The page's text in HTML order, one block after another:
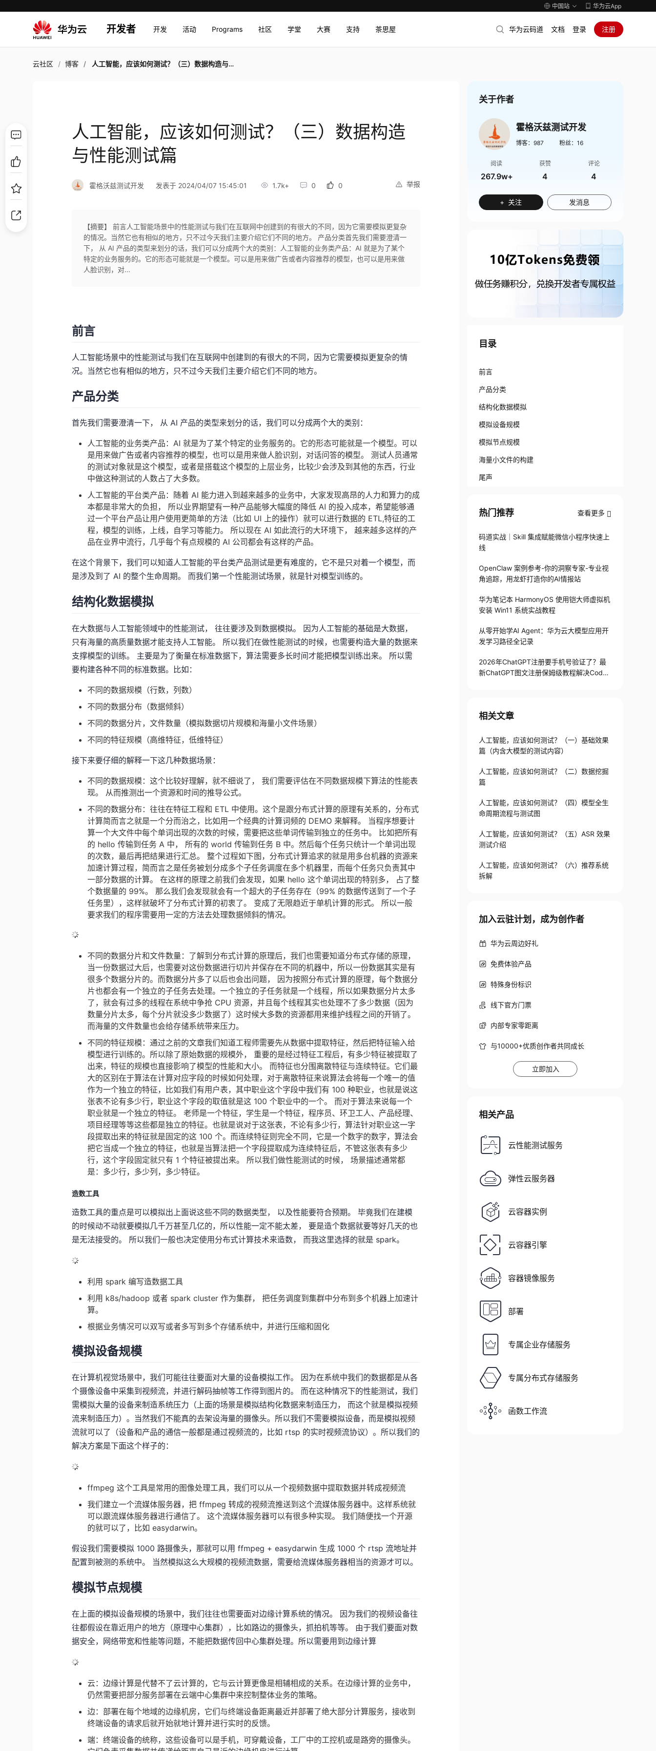
中国站 华为云App
开发者 开发 活动 Programs 社区 学堂 大赛 支持 茶思屋 华为云码道 文档 登录 注册
云社区 博客 人工智能，应该如何测试？（三）数据构造与性能测试篇
人工智能，应该如何测试？（三）数据构造
与性能测试篇
举报
霍格沃兹测试开发 发表于 2024/04/07 15:45:01 1.7k+ 0 0
【摘要】 前言人工智能场景中的性能测试与我们在互联网中创建到的有很大的不同，因为它需要模拟更复杂
的情况。当然它也有相似的地方，只不过今天我们主要介绍它们不同的地方。 产品分类首先我们需要澄清一
下， 从 AI 产品的类型来划分的话，我们可以分成两个大的类别：人工智能的业务类产品：AI 就是为了某个
特定的业务服务的。它的形态可能就是一个模型。可以是用来做广告或者内容推荐的模型，也可以是用来做
人脸识别，对...
前言
人工智能场景中的性能测试与我们在互联网中创建到的有很大的不同，因为它需要模拟更复杂的情
况。当然它也有相似的地方，只不过今天我们主要介绍它们不同的地方。
产品分类
首先我们需要澄清一下， 从 AI 产品的类型来划分的话，我们可以分成两个大的类别：
人工智能的业务类产品：AI 就是为了某个特定的业务服务的。它的形态可能就是一个模型。可以
是用来做广告或者内容推荐的模型，也可以是用来做人脸识别，对话问答的模型。 测试人员通常
的测试对象就是这个模型，或者是搭载这个模型的上层业务，比较少会涉及到其他的东西，行业
中做这种测试的人数占了大多数。
人工智能的平台类产品：随着 AI 能力进入到越来越多的业务中，大家发现高昂的人力和算力的成
本都是非常大的负担， 所以业界期望有一种产品能够大幅度的降低 AI 的投入成本，希望能够通
过一个平台产品让用户使用更简单的方法（比如 UI 上的操作）就可以进行数据的 ETL,特征的工
程，模型的训练，上线，自学习等能力。 所以现在 AI 如此流行的大环境下， 越来越多这样的产
品在业界中流行，几乎每个有点规模的 AI 公司都会有这样的产品。
在这个背景下，我们可以知道人工智能的平台类产品测试是更有难度的，它不是只对着一个模型，而
是涉及到了 AI 的整个生命周期。 而我们第一个性能测试场景，就是针对模型训练的。
结构化数据模拟
在大数据与人工智能领域中的性能测试， 往往要涉及到数据模拟。 因为人工智能的基础是大数据，
只有海量的高质量数据才能支持人工智能。 所以我们在做性能测试的时候，也需要构造大量的数据来
支撑模型的训练。 主要是为了衡量在标准数据下，算法需要多长时间才能把模型训练出来。 所以需
要构建各种不同的标准数据。比如：
不同的数据规模（行数，列数）
不同的数据分布（数据倾斜）
不同的数据分片，文件数量（模拟数据切片规模和海量小文件场景）
不同的特征规模（高维特征，低维特征）
接下来要仔细的解释一下这几种数据场景：
不同的数据规模：这个比较好理解，就不细说了， 我们需要评估在不同数据规模下算法的性能表
现。 从而推测出一个资源和时间的推导公式。
不同的数据分布：往往在特征工程和 ETL 中使用。这个是跟分布式计算的原理有关系的，分布式
计算简而言之就是一个分而治之，比如用一个经典的计算词频的 DEMO 来解释。 当程序想要计
算一个大文件中每个单词出现的次数的时候，需要把这些单词传输到独立的任务中。 比如把所有
的 hello 传输到任务 A 中， 所有的 world 传输到任务 B 中。然后每个任务只统计一个单词出现
的次数，最后再把结果进行汇总。 整个过程如下图，分布式计算追求的就是用多台机器的资源来
加速计算过程，简而言之是任务被划分成多个子任务调度在多个机器里，而每个任务只负责其中
一部分数据的计算。 在这样的原理之前我们会发现，如果 hello 这个单词出现的特别多， 占了整
个数据量的 99%。 那么我们会发现就会有一个超大的子任务存在（99% 的数据传送到了一个子
任务里），这样就破坏了分布式计算的初衷了。 变成了无限趋近于单机计算的形式。 所以一般
要求我们的程序需要用一定的方法去处理数据倾斜的情况。
不同的数据分片和文件数量：了解到分布式计算的原理后，我们也需要知道分布式存储的原理，
当一份数据过大后，也需要对这份数据进行切片并保存在不同的机器中，所以一份数据其实是有
很多个数据分片的。而数据分片多了以后也会出问题， 因为按照分布式计算的原理，每个数据分
片也都会有一个独立的子任务去处理。一个独立的子任务就是一个线程，所以如果数据分片太多
了，就会有过多的线程在系统中争抢 CPU 资源，并且每个线程其实也处理不了多少数据（因为
数量分片太多，每个分片就没多少数据了）这时候大多数的资源都用来维护线程之间的开销了。
而海量的文件数量也会给存储系统带来压力。
不同的特征规模：通过之前的文章我们知道工程师需要先从数据中提取特征，然后把特征输入给
模型进行训练的。所以除了原始数据的规模外， 重要的是经过特征工程后，有多少特征被提取了
出来，特征的规模也直接影响了模型的性能和大小。 而特征也分围离散特征与连续特征。它们最
大的区别在于算法在计算对应字段的时候如何处理，对于离散特征来说算法会将每一个唯一的值
作为一个独立的特征，比如我们有用户表，其中职业这个字段中我们有 100 种职业，也就是说这
张表不论有多少行，职业这个字段的取值就是这 100 个职业中的一个。 而对于算法来说每一个
职业就是一个独立的特征。 老师是一个特征，学生是一个特征，程序员、环卫工人、产品经理、
项目经理等等这些都是独立的特征。也就是说对于这张表，不论有多少行，算法针对职业这一字
段提取出来的特征就是固定的这 100 个。而连续特征则完全不同，它是一个数字的数字，算法会
把它当成一个独立的特征，也就是当算法把一个字段提取成为连续特征后，不管这张表有多少
行，这个字段固定就只有 1 个特征被提出来。 所以我们做性能测试的时候， 场景描述通常都
是：多少行，多少列，多少特征。
造数工具
造数工具的重点是可以模拟出上面说这些不同的数据类型， 以及性能要符合预期。 毕竟我们在建模
的时候动不动就要模拟几千万甚至几亿的，所以性能一定不能太差， 要是造个数据就要等好几天的也
是无法接受的。 所以我们一般也决定使用分布式计算技术来造数， 而我这里选择的就是 spark。
利用 spark 编写造数据工具
利用 k8s/hadoop 或者 spark cluster 作为集群， 把任务调度到集群中分布到多个机器上加速计
算。
根据业务情况可以双写或者多写到多个存储系统中，并进行压缩和固化
模拟设备规模
在计算机视觉场景中，我们可能往往要面对大量的设备模拟工作。 因为在系统中我们的数据都是从各
个摄像设备中采集到视频流，并进行解码抽帧等工作得到图片的。 而在这种情况下的性能测试，我们
需模拟大量的设备来制造系统压力（上面的场景是模拟结构化数据来制造压力， 而这个就是模拟视频
流来制造压力）。当然我们不能真的去架设海量的摄像头。所以我们不需要模拟设备，而是模拟视频
流就可以了（设备和产品的通信一般都是通过视频流的，比如 rtsp 的实时视频流协议）。所以我们的
解决方案是下面这个样子的：
ffmpeg 这个工具是常用的图像处理工具，我们可以从一个视频数据中提取数据并转成视频流
我们建立一个流媒体服务器，把 ffmpeg 转成的视频流推送到这个流媒体服务器中。这样系统就
可以跟流媒体服务器进行通信了。 这个流媒体服务器可以有很多种实现。 我们随便找一个开源
的就可以了，比如 easydarwin。
假设我们需要模拟 1000 路摄像头，那就可以用 ffmpeg + easydarwin 生成 1000 个 rtsp 流地址并
配置到被测的系统中。 当然模拟这么大规模的视频流数据，需要给流媒体服务器相当的资源才可以。
模拟节点规模
在上面的模拟设备规模的场景中，我们往往也需要面对边缘计算系统的情况。 因为我们的视频设备往
往都假设在靠近用户的地方（原理中心集群），比如路边的摄像头，抓拍机等等。 由于我们要面对数
据安全，网络带宽和性能等问题，不能把数据传回中心集群处理。所以需要用到边缘计算
云：边缘计算是代替不了云计算的，它与云计算更像是相辅相成的关系。在边缘计算的业务中，
仍然需要把部分服务部署在云端中心集群中来控制整体业务的策略。
边：部署在每个地域的边缘机房，它们与终端设备距离最近并部署了绝大部分计算服务，接收到
终端设备的请求后就开始就地计算并进行实时的反馈。
端：终端设备的统称，这些设备可以是手机，可穿戴设备，工厂中的工控机或是路旁的摄像头。
关于作者
霍格沃兹测试开发
博客： 987 粉丝： 16
阅读
267.9w+
获赞
4
评论
4
+ 关注 发消息
目录
前言
产品分类
结构化数据模拟
模拟设备规模
模拟节点规模
海量小文件的构建
尾声
热门推荐 查看更多
码道实战｜Skill 集成赋能微信小程序快速上
线
OpenClaw 案例参考-你的洞察专家-专业视
角追踪，用龙虾打造你的AI情报站
华为笔记本 HarmonyOS 使用铠大师虚拟机
安装 Win11 系统实战教程
从零开始学AI Agent：华为云大模型应用开
发学习路径全记录
2026年ChatGPT注册要手机号验证了？最
新ChatGPT图文注册保姆级教程解决Codex
相关文章
人工智能，应该如何测试？（一）基础效果
篇（内含大模型的测试内容）
人工智能，应该如何测试？（二）数据挖掘
篇
人工智能，应该如何测试？（四）模型全生
命周期流程与测试图
人工智能，应该如何测试？（五）ASR 效果
测试介绍
人工智能，应该如何测试？（六）推荐系统
拆解
加入云驻计划，成为创作者
华为云周边好礼
免费体验产品
特殊身份标识
线下官方门票
内部专家零距离
与10000+优质创作者共同成长
立即加入
相关产品
云性能测试服务
弹性云服务器
云容器实例
云容器引擎
容器镜像服务
部署
专属企业存储服务
专属分布式存储服务
函数工作流